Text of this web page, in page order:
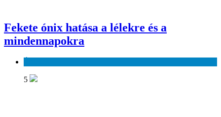
Fekete ónix hatása a lélekre és a
mindennapokra
5